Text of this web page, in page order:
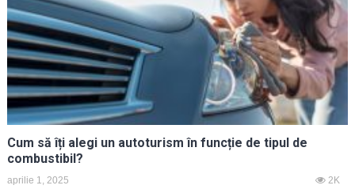
Cum să îți alegi un autoturism în funcție de tipul de
combustibil?
aprilie 1, 2025 2K